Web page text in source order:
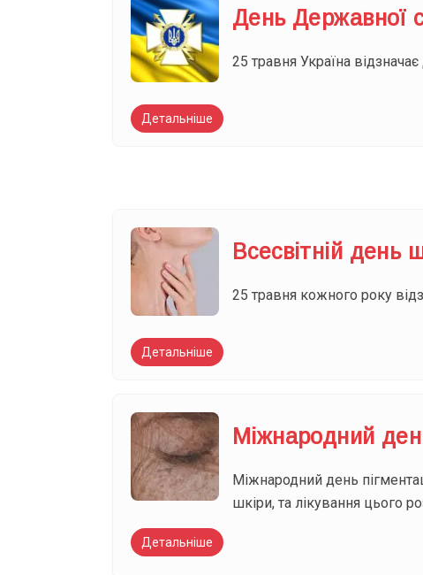
День Державної
25 травня Україна
Детальніше
Всесвітній день
25 травня кожного року
Детальніше
Міжнародний
Міжнародний день
шкіри, та лікування цього
Детальніше